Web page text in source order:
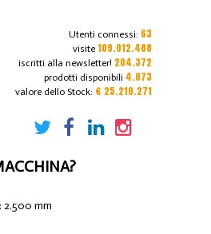
Utenti connessi: 63
visite 109.012.488
iscritti alla newsletter! 204.372
prodotti disponibili 4.073
valore dello Stock: € 25.210.271
2.500 mm